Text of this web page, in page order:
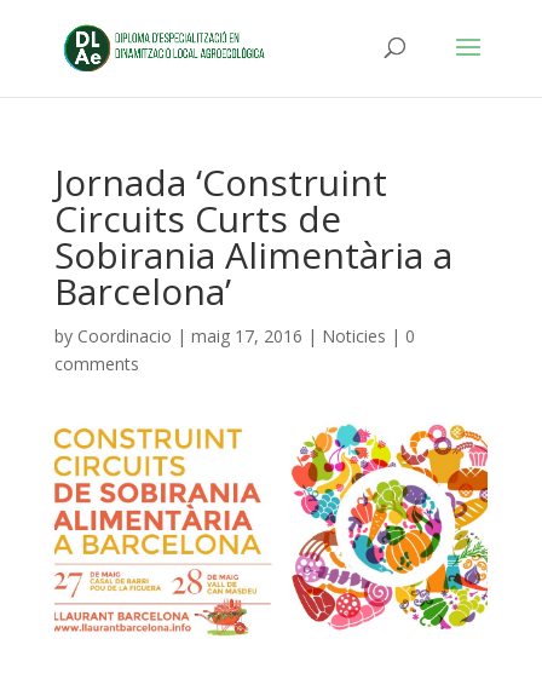
Jornada ‘Construint
Circuits Curts de
Sobirania Alimentària a
Barcelona’
by Coordinacio | maig 17, 2016 | Noticies | 0
comments